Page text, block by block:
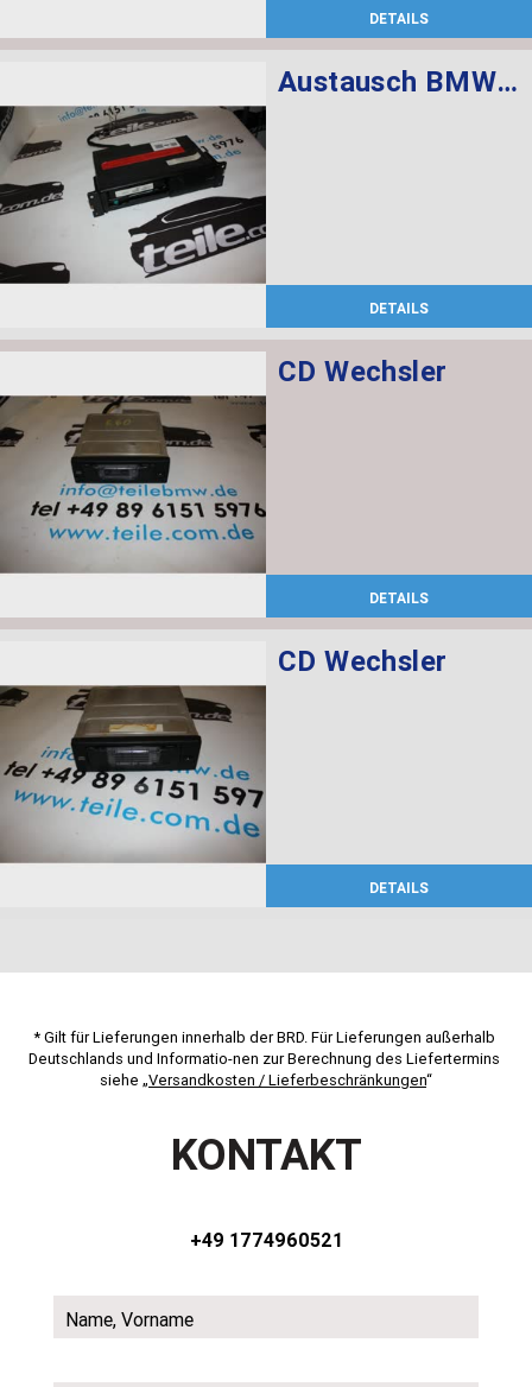
DETAILS
Austausch BMW 6 CD Changer AI
DETAILS
CD Wechsler
DETAILS
CD Wechsler
DETAILS
* Gilt für Lieferungen innerhalb der BRD. Für Lieferungen außerhalb
Deutschlands und Informatio-nen zur Berechnung des Liefertermins
siehe „Versandkosten / Lieferbeschränkungen“
KONTAKT
+49 1774960521
Name, Vorname